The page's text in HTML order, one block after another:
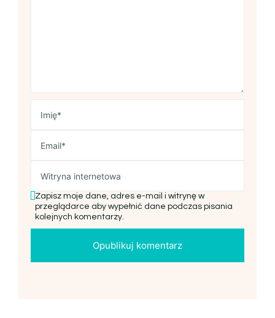
Zapisz moje dane, adres e-mail i witrynę w
przeglądarce aby wypełnić dane podczas pisania
kolejnych komentarzy.